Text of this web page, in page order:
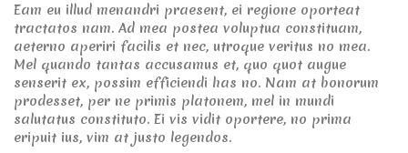
Eam eu illud menandri praesent, ei regione oporteat
tractatos nam. Ad mea postea voluptua constituam,
aeterno aperiri facilis et nec, utroque veritus no mea.
Mel quando tantas accusamus et, quo quot augue
senserit ex, possim efficiendi has no. Nam at bonorum
prodesset, per ne primis platonem, mel in mundi
salutatus constituto. Ei vis vidit oportere, no prima
eripuit ius, vim at justo legendos.